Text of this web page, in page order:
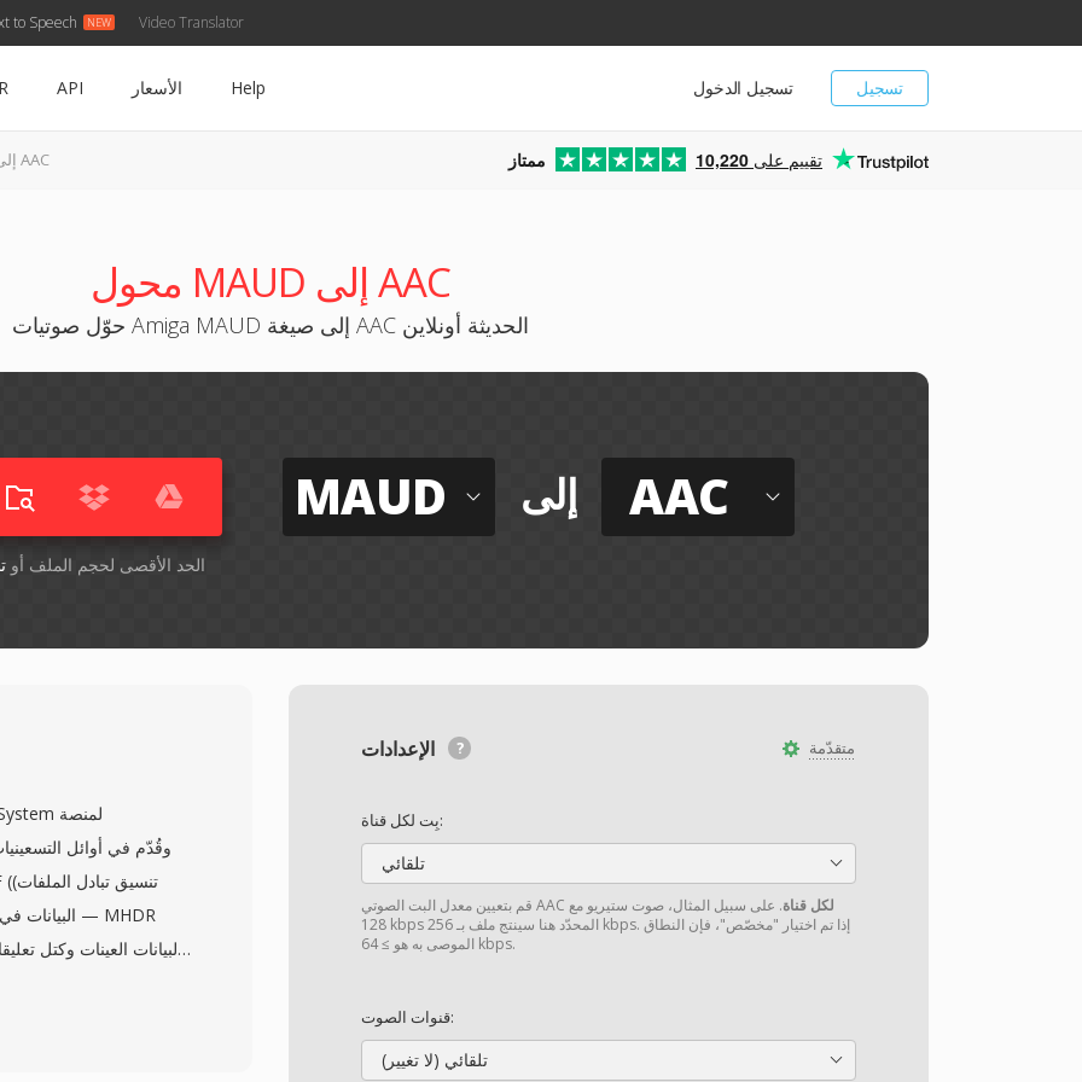
to Speech Video Translator
تسجيل تسجيل الدخول API الأسعار Help
MAUD إلى AAC ممتاز 10,220 تقييم على
محول MAUD إلى AAC
حوّل صوتيات Amiga MAUD إلى صيغة AAC الحديثة أونلاين
أسقِط الملفات هنا. 1 GB الحد الأقصى لحجم الملف أو
MAUD إلى AAC
متقدّمة
بِت لكل قناة:
تلقائي
قم بتعيين معدل البت الصوتي AAC لكل قناة. على سبيل المثال، صوت ستيريو مع
128 kbps المحدّد هنا سينتج ملف بـ 256 kbps. إذا تم اختيار "مخصّص"، فإن النطاق
الموصى به هو ≥ 64 kbps.
قنوات الصوت:
تلقائي (لا تغيير)